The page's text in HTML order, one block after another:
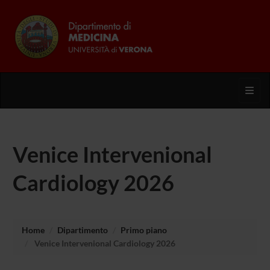
Venice Intervenional
Cardiology 2026
Home Dipartimento
Primo piano
Venice Intervenional Cardiology 2026